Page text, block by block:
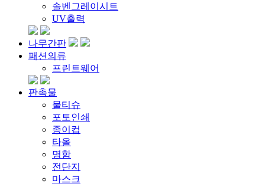
솔벤그레이시트
UV출력
나무간판
패션의류
프린트웨어
판촉물
물티슈
포토인쇄
종이컵
타올
명함
전단지
마스크